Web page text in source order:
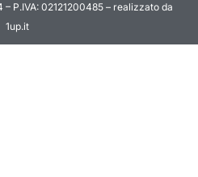
P.IVA: 02121200485 – realizzato da
1up.it